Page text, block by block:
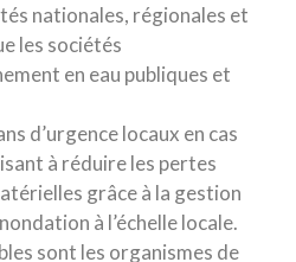
nationales, régionales et
les sociétés
en eau publiques et
d’urgence locaux en cas
à réduire les pertes
grâce à la gestion
à l’échelle locale.
sont les organismes de